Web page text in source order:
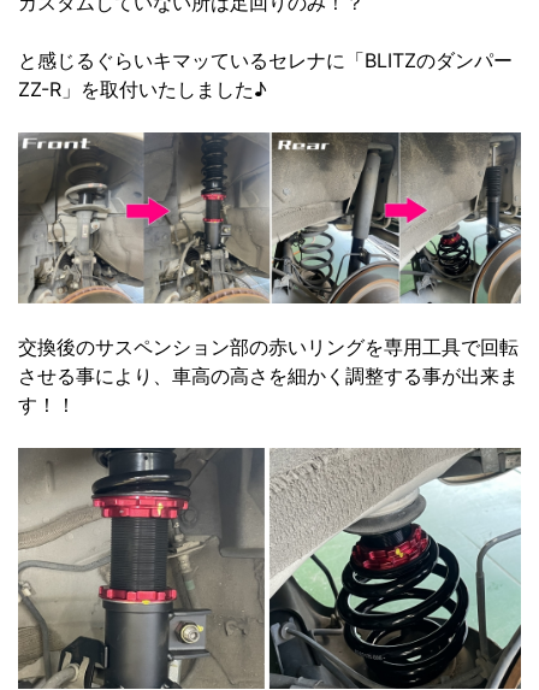
と感じるぐらいキマッているセレナに「BLITZのダンパー
ZZ-R」を取付いたしました♪
交換後のサスペンション部の赤いリングを専用工具で回転
させる事により、車高の高さを細かく調整する事が出来ま
す！！